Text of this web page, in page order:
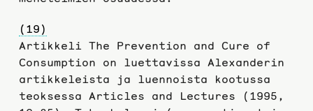
(19)
Artikkeli The Prevention and Cure of
Consumption on luettavissa Alexanderin
artikkeleista ja luennoista kootussa
teoksessa Articles and Lectures (1995,